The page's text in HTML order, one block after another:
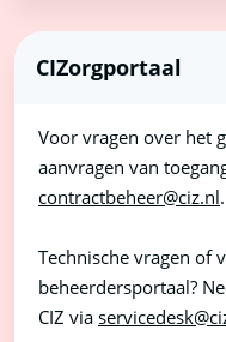
CIZorgportaal
Voor vragen over het
aanvragen van
contractbeheer@ciz.nl.
Technische vragen of
beheerdersportaal?
CIZ via